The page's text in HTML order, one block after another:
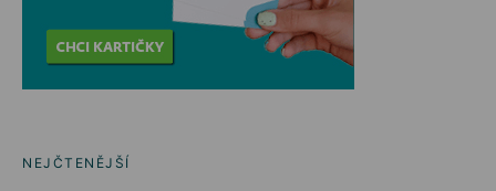
NEJČTENĚJŠÍ